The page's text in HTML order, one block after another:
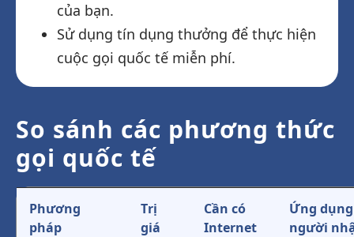
của bạn.
Sử dụng tín dụng thưởng để thực hiện
cuộc gọi quốc tế miễn phí.
So sánh các phương thức
gọi quốc tế
Phương
pháp
Trị
giá
Cần có
Internet
Ứng
người